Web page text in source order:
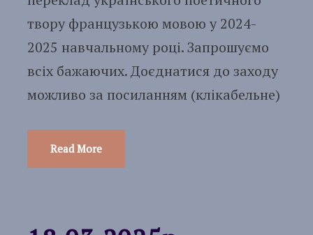
твору французькою мовою у 2024-
2025 навчальному році. Запрошуємо
всіх бажаючих. Доєднатися до заходу
можливо за посиланням (клікабельне)
Read More